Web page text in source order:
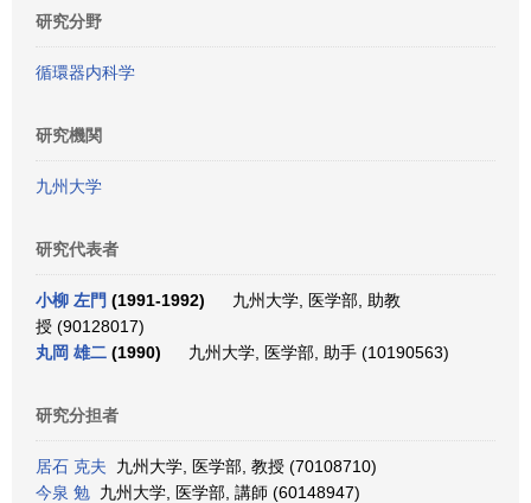
研究分野
循環器内科学
研究機関
九州大学
研究代表者
小柳 左門 (1991-1992)
九州大学, 医学部, 助教
授 (90128017)
丸岡 雄二 (1990) 九州大学, 医学部, 助手 (10190563)
研究分担者
居石 克夫 九州大学, 医学部, 教授 (70108710)
今泉 勉 九州大学, 医学部, 講師 (60148947)